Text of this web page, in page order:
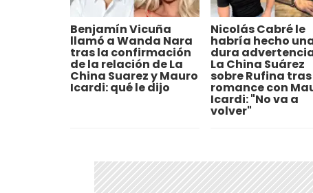
Benjamín Vicuña
llamó a Wanda Nara
tras la confirmación
de la relación de La
China Suarez y Mauro
Icardi: qué le dijo
Nicolás Cabré le
habría hecho
dura
La China Suárez
sobre Rufina tras
romance con
Icardi: "No va a
volver"